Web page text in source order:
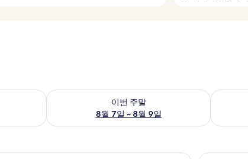
8일 ~ 8월 9일
이번 주말
8월 7일 ~ 8월 9일
이번 주말 예약 가능 여부 확인, 8월 7일 ~ 8월 9일
다음 주
커튼, 다리미/다리미판Grand Ocean View Room | 고급 침구, 객실 내 금